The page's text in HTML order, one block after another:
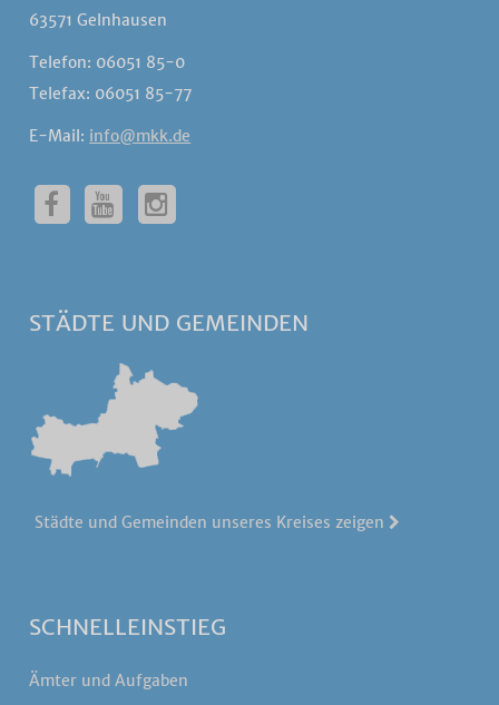
63571 Gelnhausen
Telefon: 06051 85-0
Telefax: 06051 85-77
E-Mail: info@mkk.de
STÄDTE UND GEMEINDEN
Städte und Gemeinden unseres Kreises zeigen
SCHNELLEINSTIEG
Ämter und Aufgaben